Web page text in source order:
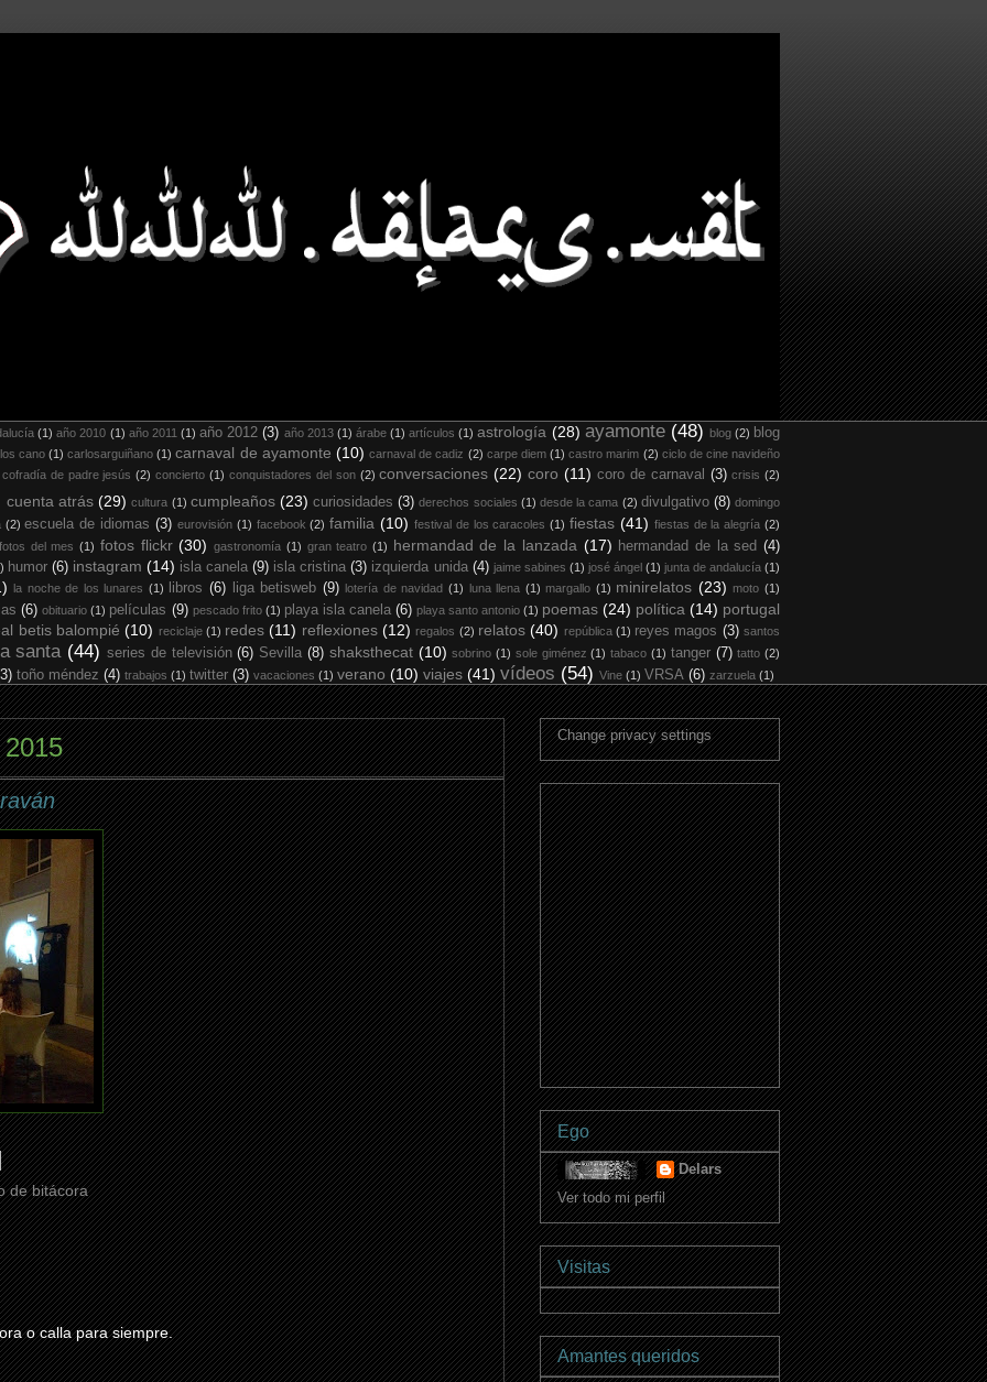
(1) año 2010 (1) año 2011 (1) año 2012 (3) año 2013 (1) árabe (1) artículos (1) astrología (28) ayamonte (48) blog (2) blog
cano (1) carlosarguiñano (1) carnaval de ayamonte (10) carnaval de cadiz (2) carpe diem (1) castro marim (2) ciclo de cine navideño
cofradía de padre jesús (2) concierto (1) conquistadores del son (2) conversaciones (22) coro (11) coro de carnaval (3) crisis (2)
cuenta atrás (29) cultura (1) cumpleaños (23) curiosidades (3) derechos sociales (1) desde la cama (2) divulgativo (8) domingo
(2) escuela de idiomas (3) eurovisión (1) facebook (2) familia (10) festival de los caracoles (1) fiestas (41) fiestas de la alegría (2)
fotos del mes (1) fotos flickr (30) gastronomía (1) gran teatro (1) hermandad de la lanzada (17) hermandad de la sed (4)
humor (6) instagram (14) isla canela (9) isla cristina (3) izquierda unida (4) jaime sabines (1) josé ángel (1) junta de andalucía (1)
la noche de los lunares (1) libros (6) liga betisweb (9) lotería de navidad (1) luna llena (1) margallo (1) minirelatos (23) moto (1)
(6) obituario (1) películas (9) pescado frito (1) playa isla canela (6) playa santo antonio (1) poemas (24) política (14) portugal
betis balompié (10) reciclaje (1) redes (11) reflexiones (12) regalos (2) relatos (40) república (1) reyes magos (3) santos
santa (44) series de televisión (6) Sevilla (8) shaksthecat (10) sobrino (1) sole giménez (1) tabaco (1) tanger (7) tatto (2)
toño méndez (4) trabajos (1) twitter (3) vacaciones (1) verano (10) viajes (41) vídeos (54) Vine (1) VRSA (6) zarzuela (1)
de bitácora
o calla para siempre.
Change privacy settings
Ego
Delars
Ver todo mi perfil
Visitas
Amantes queridos